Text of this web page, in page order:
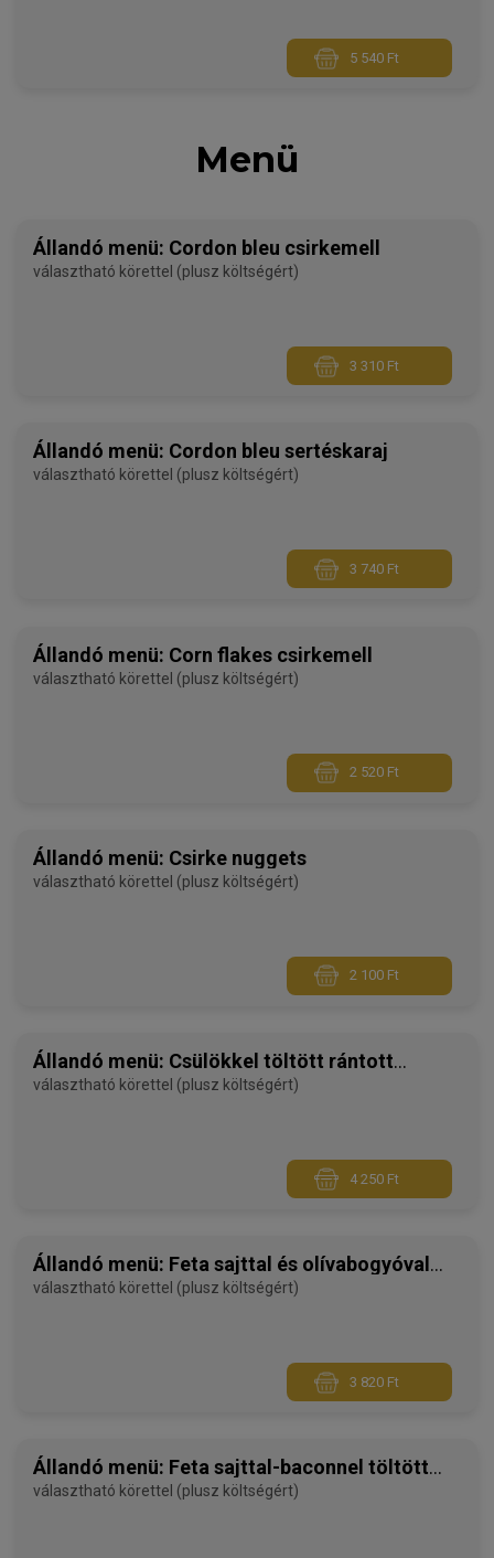
5 540 Ft
Menü
Állandó menü: Cordon bleu csirkemell
választható körettel (plusz költségért)
3 310 Ft
Állandó menü: Cordon bleu sertéskaraj
választható körettel (plusz költségért)
3 740 Ft
Állandó menü: Corn flakes csirkemell
választható körettel (plusz költségért)
2 520 Ft
Állandó menü: Csirke nuggets
választható körettel (plusz költségért)
2 100 Ft
Állandó menü: Csülökkel töltött rántott
sertésborda
választható körettel (plusz költségért)
4 250 Ft
Állandó menü: Feta sajttal és olívabogyóval
töltött rántott csirkemell
választható körettel (plusz költségért)
3 820 Ft
Állandó menü: Feta sajttal-baconnel töltött
csirkemell rántva
választható körettel (plusz költségért)